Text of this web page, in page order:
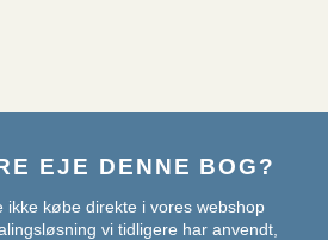
EJE DENNE BOG?
ikke købe direkte i vores webshop
vi tidligere har anvendt,